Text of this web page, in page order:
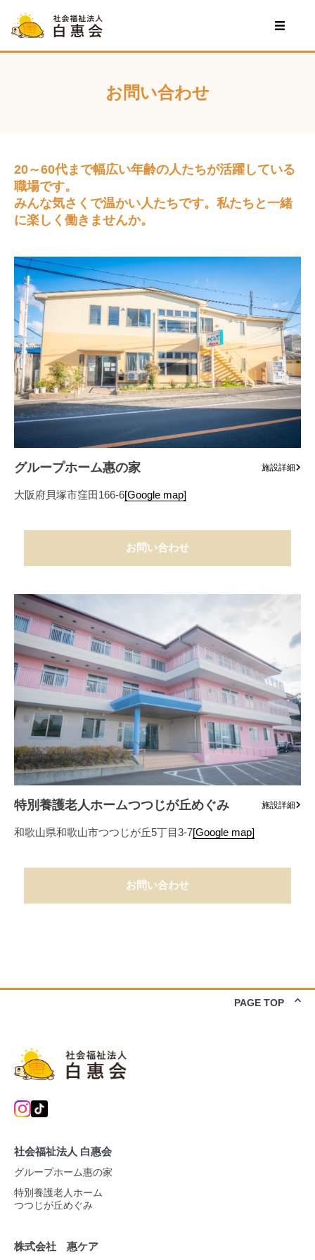
お問い合わせ
20～60代まで幅広い年齢の人たちが活躍している
職場です。
みんな気さくで温かい人たちです。私たちと一緒
に楽しく働きませんか。
グループホーム惠の家 施設詳細
大阪府貝塚市窪田166-6[Google map]
お問い合わせ
特別養護老人ホームつつじが丘めぐみ 施設詳細
和歌山県和歌山市つつじが丘5丁目3-7[Google map]
お問い合わせ
PAGE TOP
社会福祉法人 白惠会
グループホーム惠の家
特別養護老人ホーム
つつじが丘めぐみ
株式会社 惠ケア